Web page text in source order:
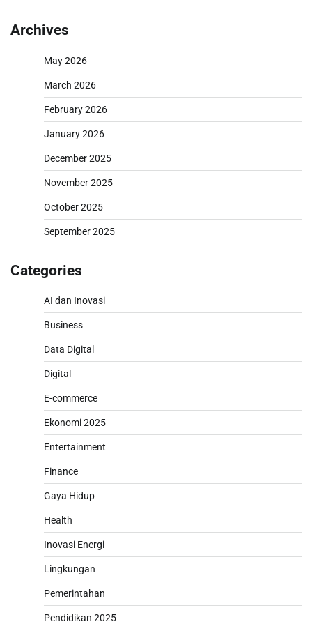
Archives
May 2026
March 2026
February 2026
January 2026
December 2025
November 2025
October 2025
September 2025
Categories
AI dan Inovasi
Business
Data Digital
Digital
E-commerce
Ekonomi 2025
Entertainment
Finance
Gaya Hidup
Health
Inovasi Energi
Lingkungan
Pemerintahan
Pendidikan 2025